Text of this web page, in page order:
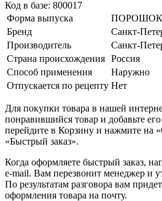
Код в базе: 800017
Форма выпуска
ПОРОШОК
Бренд
Санкт-
Производитель
Санкт-
Страна происхождения Россия
Способ применения
Наружно
Отпускается по рецепту Нет
Для покупки товара в нашей
понравившийся товар и добавьте
перейдите в Корзину и нажмите на
«Быстрый заказ».
Когда оформляете быстрый заказ,
e-mail. Вам перезвонит менеджер и
По результатам разговора вам
оформления товара на почту.